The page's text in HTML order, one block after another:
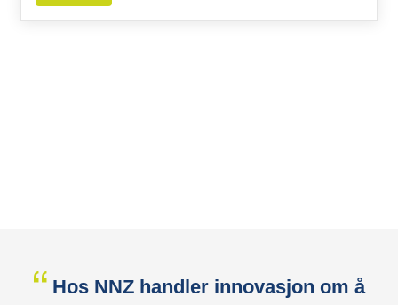
Hos NNZ handler innovasjon om å